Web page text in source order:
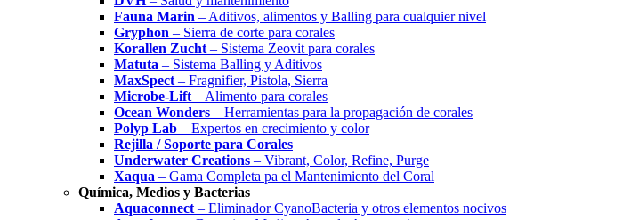
Fauna Marin – Aditivos, alimentos y Balling para cualquier nivel
Gryphon – Sierra de corte para corales
Korallen Zucht – Sistema Zeovit para corales
Matuta – Sistema Balling y Aditivos
MaxSpect – Fragnifier, Pistola, Sierra
Microbe-Lift – Alimento para corales
Ocean Wonders – Herramientas para la propagación de corales
Polyp Lab – Expertos en crecimiento y color
Rejilla / Soporte para Corales
Underwater Creations – Vibrant, Color, Refine, Purge
Xaqua – Gama Completa pa el Mantenimiento del Coral
Química, Medios y Bacterias
Aquaconnect – Eliminador CyanoBacteria y otros elementos nocivos